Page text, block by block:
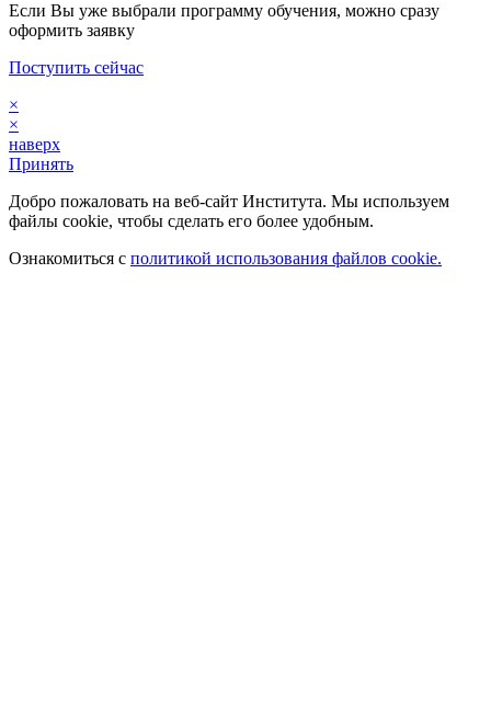
Если Вы уже выбрали программу обучения, можно сразу
оформить заявку
Поступить сейчас
×
×
наверх
Принять
Добро пожаловать на веб-сайт Института. Мы используем
файлы cookie, чтобы сделать его более удобным.
Ознакомиться с политикой использования файлов cookie.